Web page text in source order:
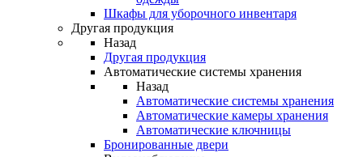
Шкафы для уборочного инвентаря
Другая продукция
Назад
Другая продукция
Автоматические системы хранения
Назад
Автоматические системы хранения
Автоматические камеры хранения
Автоматические ключницы
Бронированные двери